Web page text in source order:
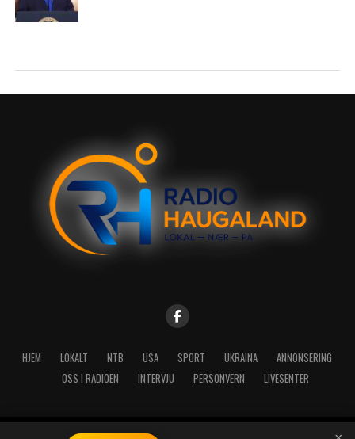
HJEM LOKALT NTB USA SPORT UKRAINA
ANNONSERING
OSS I RADIOEN
INTERVJU PERSONVERN LIVESENTER